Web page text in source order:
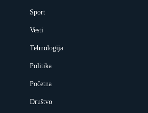
Sport
Vesti
Tehnologija
Politika
Početna
Društvo